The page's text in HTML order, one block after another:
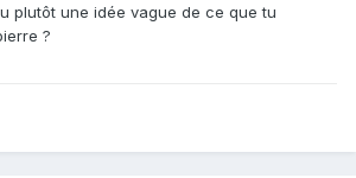
plutôt une idée vague de ce que tu
?